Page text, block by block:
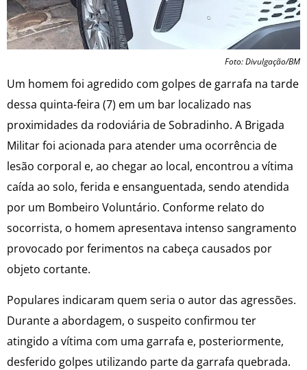
Foto: Divulgação/BM
Um homem foi agredido com golpes de garrafa na tarde
dessa quinta-feira (7) em um bar localizado nas
proximidades da rodoviária de Sobradinho. A Brigada
Militar foi acionada para atender uma ocorrência de
lesão corporal e, ao chegar ao local, encontrou a vítima
caída ao solo, ferida e ensanguentada, sendo atendida
por um Bombeiro Voluntário. Conforme relato do
socorrista, o homem apresentava intenso sangramento
provocado por ferimentos na cabeça causados por
objeto cortante.
Populares indicaram quem seria o autor das agressões.
Durante a abordagem, o suspeito confirmou ter
atingido a vítima com uma garrafa e, posteriormente,
desferido golpes utilizando parte da garrafa quebrada.